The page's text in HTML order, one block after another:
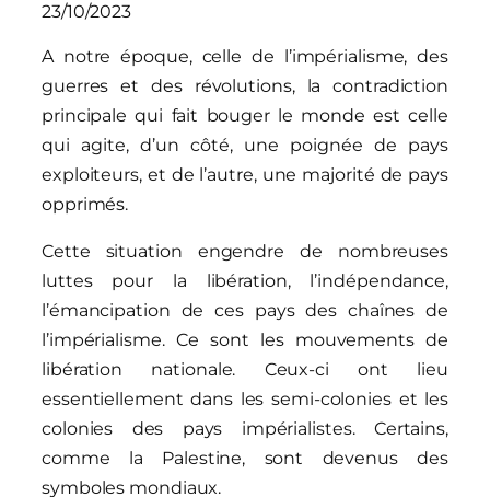
23/10/2023
A notre époque, celle de l’impérialisme, des
guerres et des révolutions, la contradiction
principale qui fait bouger le monde est celle
qui agite, d’un côté, une poignée de pays
exploiteurs, et de l’autre, une majorité de pays
opprimés.
Cette situation engendre de nombreuses
luttes pour la libération, l’indépendance,
l’émancipation de ces pays des chaînes de
l’impérialisme. Ce sont les mouvements de
libération nationale. Ceux-ci ont lieu
essentiellement dans les semi-colonies et les
colonies des pays impérialistes. Certains,
comme la Palestine, sont devenus des
symboles mondiaux.